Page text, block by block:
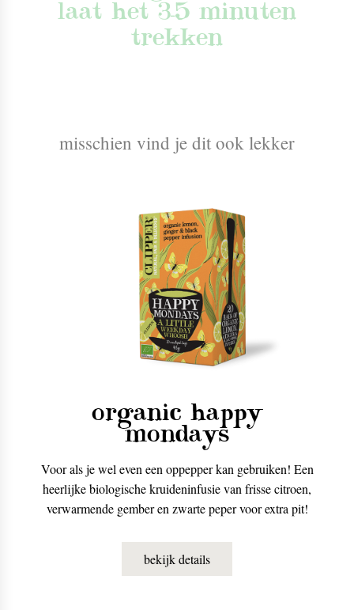
laat het 3-5 minuten
trekken
misschien vind je dit ook lekker
organic happy
mondays
Voor als je wel even een oppepper kan gebruiken! Een
heerlijke biologische kruideninfusie van frisse citroen,
verwarmende gember en zwarte peper voor extra pit!
bekijk details